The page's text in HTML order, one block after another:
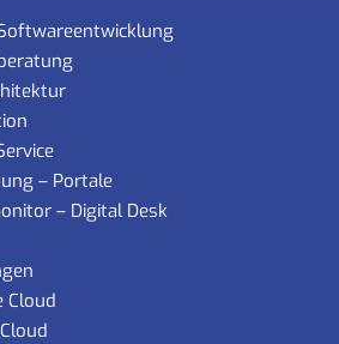
– Portale
– Digital Desk
Cloud